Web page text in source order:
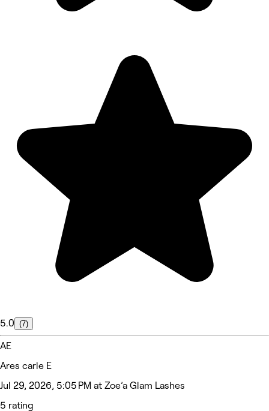
5.0 (7)
AE
Ares carle E
Jul 29, 2026, 5:05 PM at Zoe’a Glam Lashes
5 rating